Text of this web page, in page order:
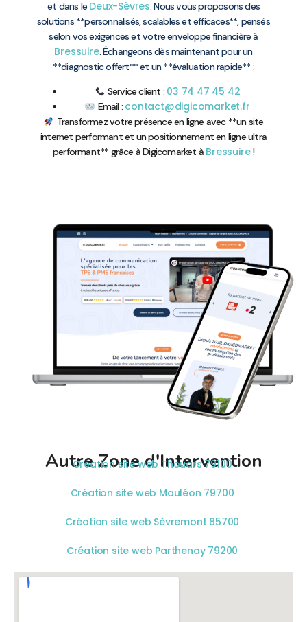
et dans le Deux-Sèvres. Nous vous proposons des
solutions **personnalisés, scalables et efficaces**, pensés
selon vos exigences et votre enveloppe financière à
Bressuire. Échangeons dès maintenant pour un
**diagnostic offert** et un **évaluation rapide** :
Service client : 03 74 47 45 42
Email : contact@digicomarket.fr
Transformez votre présence en ligne avec **un site
internet performant et un positionnement en ligne ultra
performant** grâce à Digicomarket à Bressuire!
Autre Zone d'Intervention
Création site web Thouars 79100
Création site web Mauléon 79700
Création site web Sèvremont 85700
Création site web Parthenay 79200